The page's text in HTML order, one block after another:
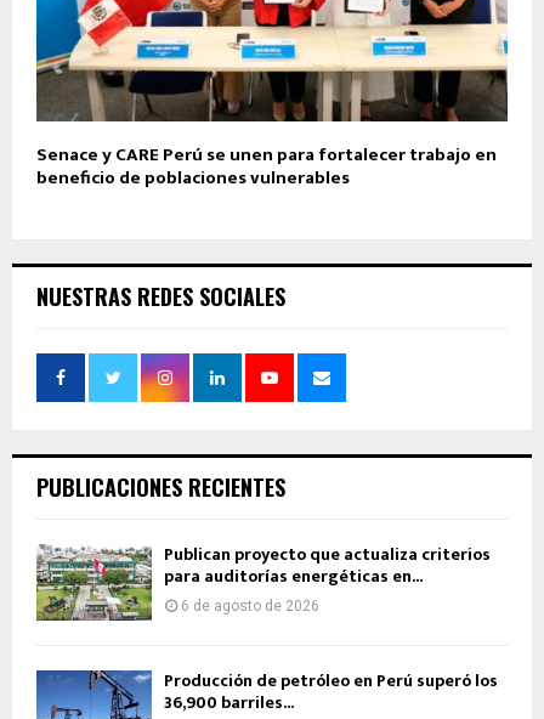
Senace y CARE Perú se unen para fortalecer trabajo en
beneficio de poblaciones vulnerables
NUESTRAS REDES SOCIALES
PUBLICACIONES RECIENTES
Publican proyecto que actualiza criterios
para auditorías energéticas en...
6 de agosto de 2026
Producción de petróleo en Perú superó los
36,900 barriles...